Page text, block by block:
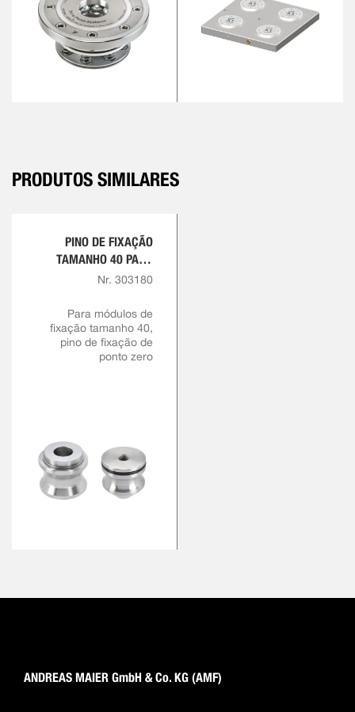
PRODUTOS SIMILARES
PINO DE FIXAÇÃO
TAMANHO 40 PARA
PARAFUSO
Nr. 303180
Para módulos de
fixação tamanho 40,
pino de fixação de
ponto zero
ANDREAS MAIER GmbH & Co. KG (AMF)